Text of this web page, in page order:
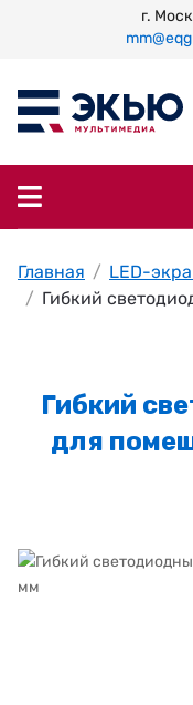
г.
Главная
LED-
Гибкий
Гибкий
для